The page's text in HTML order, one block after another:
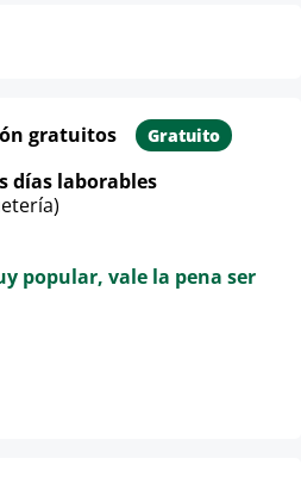
gratuitos Gratuito
días laborables
popular, vale la pena ser
el producto